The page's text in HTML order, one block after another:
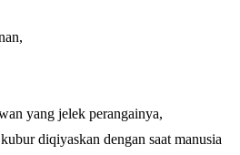
yang jelek perangainya,
diqiyaskan dengan saat manusia